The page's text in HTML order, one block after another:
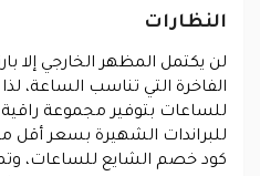
النظارات
لن يكتمل المظهر الخارجي إلا
الفاخرة التي تناسب الساعة،
للساعات بتوفير مجموعة راقية
للبراندات الشهيرة بسعر أقل
كود خصم الشايع للساعات،